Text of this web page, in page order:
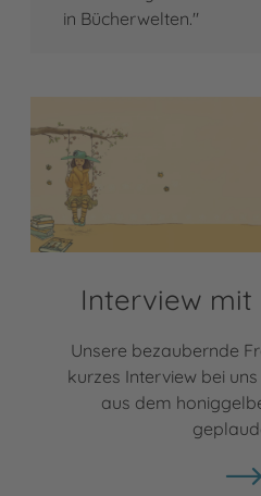
in Bücherwelten."
Interview mit
Unsere bezaubernde
kurzes Interview bei
aus dem